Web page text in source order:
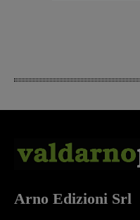
Arno Edizioni Srl